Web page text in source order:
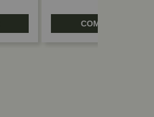
COMPRAR